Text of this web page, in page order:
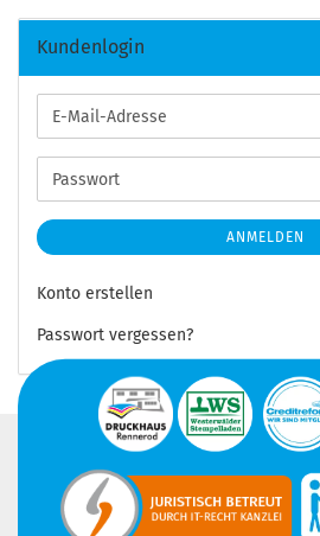
Kundenlogin
E-
Mail-
Adresse
Passwort
ANMELDEN
Konto erstellen
Passwort vergessen?